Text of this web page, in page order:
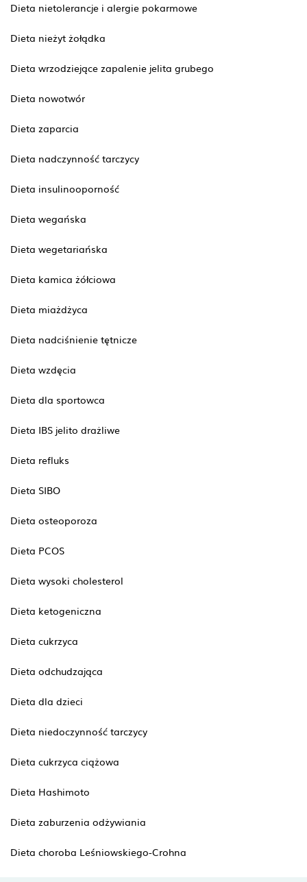
Dieta nietolerancje i alergie pokarmowe
Dieta nieżyt żołądka
Dieta wrzodziejące zapalenie jelita grubego
Dieta nowotwór
Dieta zaparcia
Dieta nadczynność tarczycy
Dieta insulinooporność
Dieta wegańska
Dieta wegetariańska
Dieta kamica żółciowa
Dieta miażdżyca
Dieta nadciśnienie tętnicze
Dieta wzdęcia
Dieta dla sportowca
Dieta IBS jelito drażliwe
Dieta refluks
Dieta SIBO
Dieta osteoporoza
Dieta PCOS
Dieta wysoki cholesterol
Dieta ketogeniczna
Dieta cukrzyca
Dieta odchudzająca
Dieta dla dzieci
Dieta niedoczynność tarczycy
Dieta cukrzyca ciążowa
Dieta Hashimoto
Dieta zaburzenia odżywiania
Dieta choroba Leśniowskiego-Crohna